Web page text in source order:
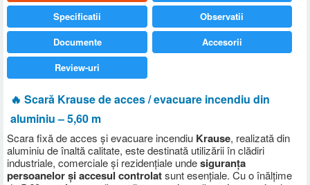
🔥 Scară Krause de acces / evacuare incendiu din
aluminiu – 5,60 m
Scara fixă de acces și evacuare incendiu Krause, realizată din
aluminiu de înaltă calitate, este destinată utilizării în clădiri
industriale, comerciale și rezidențiale undesiguranța
persoanelor și accesul controlatsunt esențiale. Cu o înălțime
Specificatii
Observatii
Documente
Accesorii
Review-uri